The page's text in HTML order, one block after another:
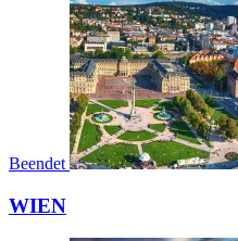
Beendet
WIEN